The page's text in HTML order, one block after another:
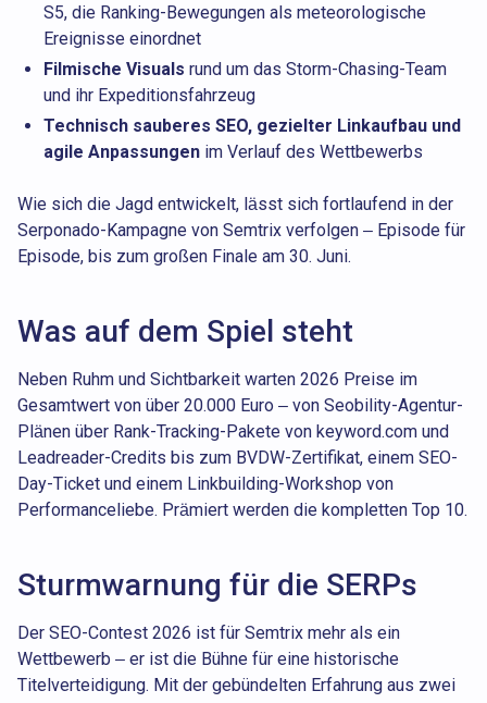
S5, die Ranking-Bewegungen als meteorologische
Ereignisse einordnet
Filmische Visuals rund um das Storm-Chasing-Team
und ihr Expeditionsfahrzeug
Technisch sauberes SEO, gezielter Linkaufbau und
agile Anpassungen im Verlauf des Wettbewerbs
Wie sich die Jagd entwickelt, lässt sich fortlaufend in der
Serponado-Kampagne von Semtrix verfolgen – Episode für
Episode, bis zum großen Finale am 30. Juni.
Was auf dem Spiel steht
Neben Ruhm und Sichtbarkeit warten 2026 Preise im
Gesamtwert von über 20.000 Euro – von Seobility-Agentur-
Plänen über Rank-Tracking-Pakete von keyword.com und
Leadreader-Credits bis zum BVDW-Zertifikat, einem SEO-
Day-Ticket und einem Linkbuilding-Workshop von
Performanceliebe. Prämiert werden die kompletten Top 10.
Sturmwarnung für die SERPs
Der SEO-Contest 2026 ist für Semtrix mehr als ein
Wettbewerb – er ist die Bühne für eine historische
Titelverteidigung. Mit der gebündelten Erfahrung aus zwei